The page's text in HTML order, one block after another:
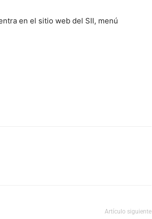
en el sitio web del SII, menú
Artículo siguiente